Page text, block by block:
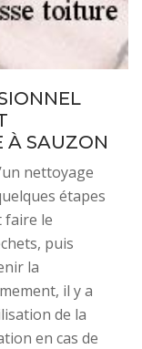
À SAUZON
nettoyage
étapes
faire le
puis
la
il y a
de la
en cas de